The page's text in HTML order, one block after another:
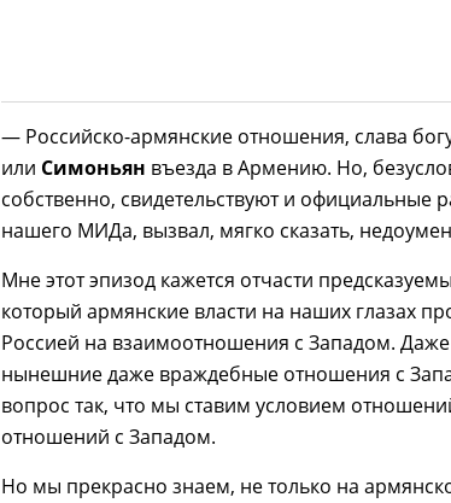
— Российско-армянские отношения, слава
или Симоньян въезда в Армению. Но,
собственно, свидетельствуют и официальные
нашего МИДа, вызвал, мягко сказать,
Мне этот эпизод кажется отчасти
который армянские власти на наших глазах
Россией на взаимоотношения с Западом.
нынешние даже враждебные отношения с
вопрос так, что мы ставим условием
отношений с Западом.
Но мы прекрасно знаем, не только на